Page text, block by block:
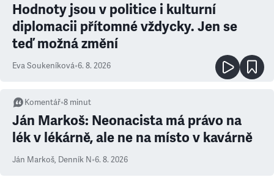
Hodnoty jsou v politice i kulturní
diplomacii přítomné vždycky. Jen se
teď možná změní
Eva Soukeníková•6. 8. 2026
Komentář•8 minut
Ján Markoš: Neonacista má právo na
lék v lékárně, ale ne na místo v kavárně
Ján Markoš, Denník N•6. 8. 2026